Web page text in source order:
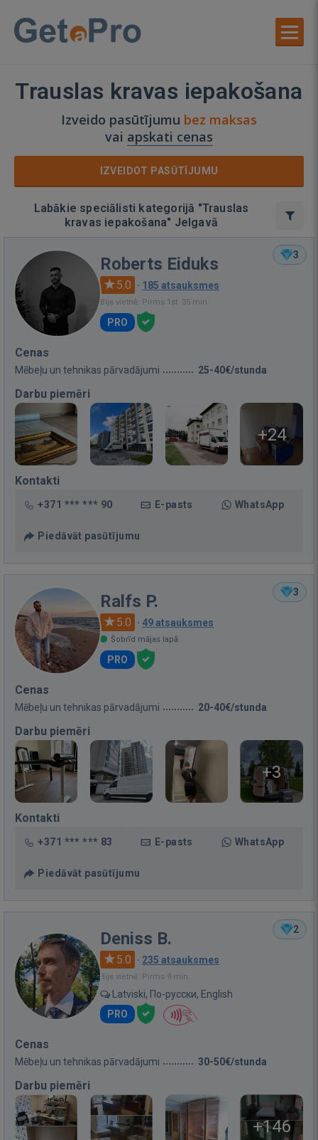
Trauslas kravas iepakošana
Izveido pasūtījumu bez maksas
vai apskati cenas
IZVEIDOT PASŪTĪJUMU
Labākie speciālisti kategorijā "Trauslas
kravas iepakošana" Jelgavā
3
Roberts Eiduks
5.0 · 185 atsauksmes
Bija vietnē: Pirms 1st. 35 min.
PRO
Cenas
Mēbeļu un tehnikas pārvadājumi 25-40€/stunda
Darbu piemēri
+24
Kontakti
+371 *** *** 90 E-pasts WhatsApp
Piedāvāt pasūtījumu
3
Ralfs P.
5.0 · 49 atsauksmes
Šobrīd mājas lapā
PRO
Cenas
Mēbeļu un tehnikas pārvadājumi 20-40€/stunda
Darbu piemēri
+3
Kontakti
+371 *** *** 83 E-pasts WhatsApp
Piedāvāt pasūtījumu
2
Deniss B.
5.0 · 235 atsauksmes
Bija vietnē: Pirms 9 min.
Latviski, По-русски, English
PRO
Cenas
Mēbeļu un tehnikas pārvadājumi 30-50€/stunda
Darbu piemēri
+146